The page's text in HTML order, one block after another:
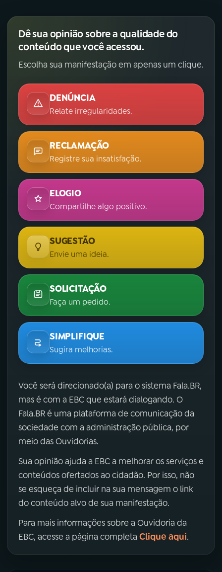
Dê sua opinião sobre a qualidade do
conteúdo que você acessou.
Escolha sua manifestação em apenas um clique.
DENÚNCIA
Relate irregularidades.
RECLAMAÇÃO
Registre sua insatisfação.
ELOGIO
Compartilhe algo positivo.
SUGESTÃO
Envie uma ideia.
SOLICITAÇÃO
Faça um pedido.
SIMPLIFIQUE
Sugira melhorias.
Você será direcionado(a) para o sistema Fala.BR,
mas é com a EBC que estará dialogando. O
Fala.BR é uma plataforma de comunicação da
sociedade com a administração pública, por
meio das Ouvidorias.
Sua opinião ajuda a EBC a melhorar os serviços e
conteúdos ofertados ao cidadão. Por isso, não
se esqueça de incluir na sua mensagem o link
do conteúdo alvo de sua manifestação.
Para mais informações sobre a Ouvidoria da
EBC, acesse a página completa Clique aqui.